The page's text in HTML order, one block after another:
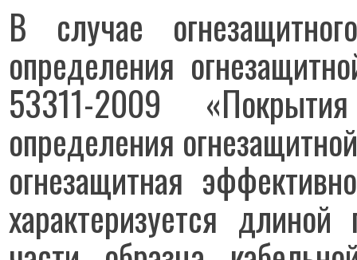
В случае
определения
53311-2009
определения
огнезащитная
характеризуется